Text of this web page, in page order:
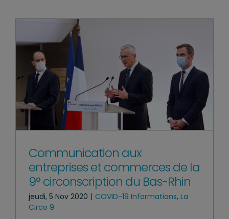
Communication aux
entreprises et commerces de la
9° circonscription du Bas-Rhin
jeudi, 5 Nov 2020 | COVID-19 Informations, La
Circo 9